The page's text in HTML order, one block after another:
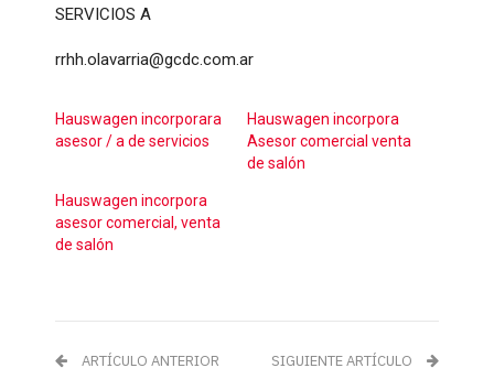
SERVICIOS A
rrhh.olavarria@gcdc.com.ar
Hauswagen incorporara
asesor / a de servicios
Hauswagen incorpora
Asesor comercial venta
de salón
Hauswagen incorpora
asesor comercial, venta
de salón
ARTÍCULO ANTERIOR SIGUIENTE ARTÍCULO